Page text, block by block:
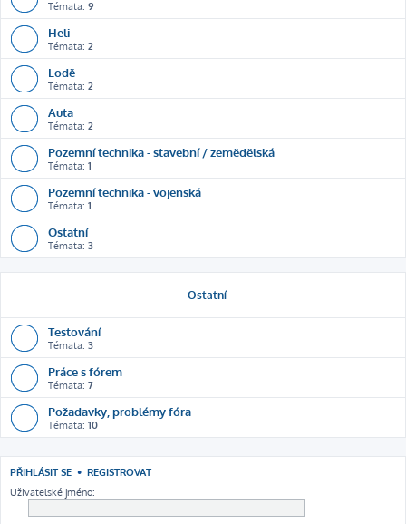
Témata: 9
Heli
Témata: 2
Lodě
Témata: 2
Auta
Témata: 2
Pozemní technika - stavební / zemědělská
Témata: 1
Pozemní technika - vojenská
Témata: 1
Ostatní
Témata: 3
Ostatní
Testování
Témata: 3
Práce s fórem
Témata: 7
Požadavky, problémy fóra
Témata: 10
PŘIHLÁSIT SE • REGISTROVAT
Uživatelské jméno: